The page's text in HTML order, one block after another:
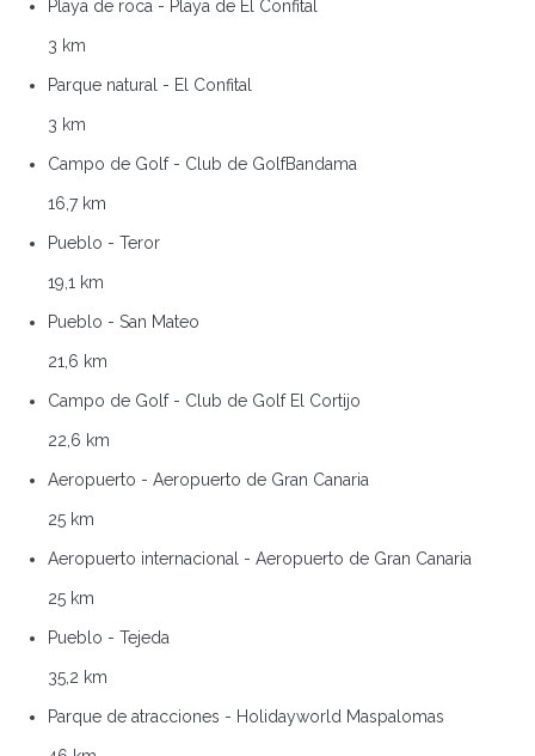
Playa de roca - Playa de El Confital
3 km
Parque natural - El Confital
3 km
Campo de Golf - Club de GolfBandama
16,7 km
Pueblo - Teror
19,1 km
Pueblo - San Mateo
21,6 km
Campo de Golf - Club de Golf El Cortijo
22,6 km
Aeropuerto - Aeropuerto de Gran Canaria
25 km
Aeropuerto internacional - Aeropuerto de Gran Canaria
25 km
Pueblo - Tejeda
35,2 km
Parque de atracciones - Holidayworld Maspalomas